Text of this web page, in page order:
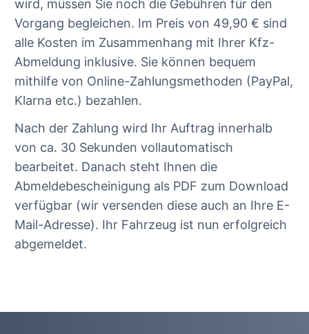
wird, müssen Sie noch die Gebühren für den
Vorgang begleichen. Im Preis von 49,90 € sind
alle Kosten im Zusammenhang mit Ihrer Kfz-
Abmeldung inklusive. Sie können bequem
mithilfe von Online-Zahlungsmethoden (PayPal,
Klarna etc.) bezahlen.
Nach der Zahlung wird Ihr Auftrag innerhalb
von ca. 30 Sekunden vollautomatisch
bearbeitet. Danach steht Ihnen die
Abmeldebescheinigung als PDF zum Download
verfügbar (wir versenden diese auch an Ihre E-
Mail-Adresse). Ihr Fahrzeug ist nun erfolgreich
abgemeldet.